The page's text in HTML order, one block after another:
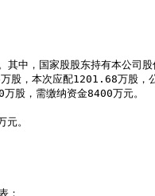
，本次应配1201.68万股，
股，需缴纳资金8400万元。